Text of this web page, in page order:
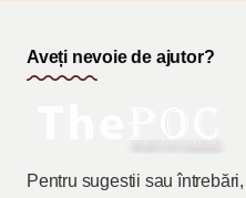
Aveți nevoie de ajutor?
Pentru sugestii sau